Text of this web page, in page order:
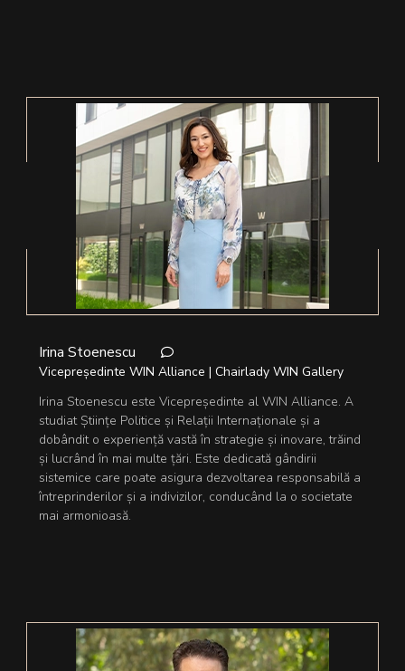
Irina Stoenescu
Vicepreședinte WIN Alliance | Chairlady WIN Gallery
Irina Stoenescu este Vicepreședinte al WIN Alliance. A
studiat Științe Politice și Relații Internaționale și a
dobândit o experiență vastă în strategie și inovare, trăind
și lucrând în mai multe țări. Este dedicată gândirii
sistemice care poate asigura dezvoltarea responsabilă a
întreprinderilor și a indivizilor, conducând la o societate
mai armonioasă.